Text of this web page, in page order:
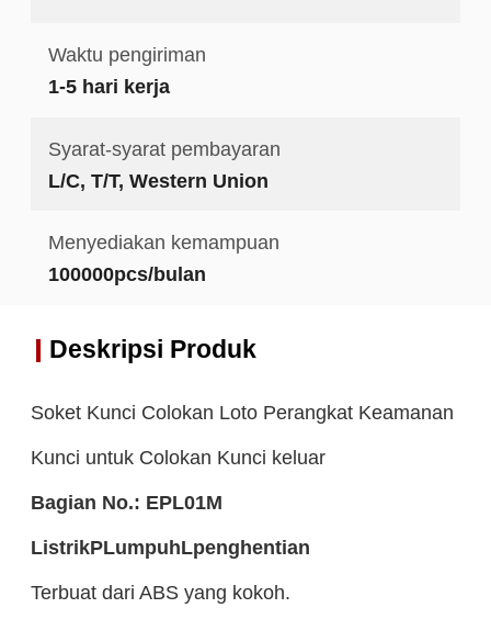
Waktu pengiriman
1-5 hari kerja
Syarat-syarat pembayaran
L/C, T/T, Western Union
Menyediakan kemampuan
100000pcs/bulan
Deskripsi Produk
Soket Kunci Colokan Loto Perangkat Keamanan
Kunci untuk Colokan Kunci keluar
Bagian No.: EPL01M
ListrikPLumpuhLpenghentian
Terbuat dari ABS yang kokoh.